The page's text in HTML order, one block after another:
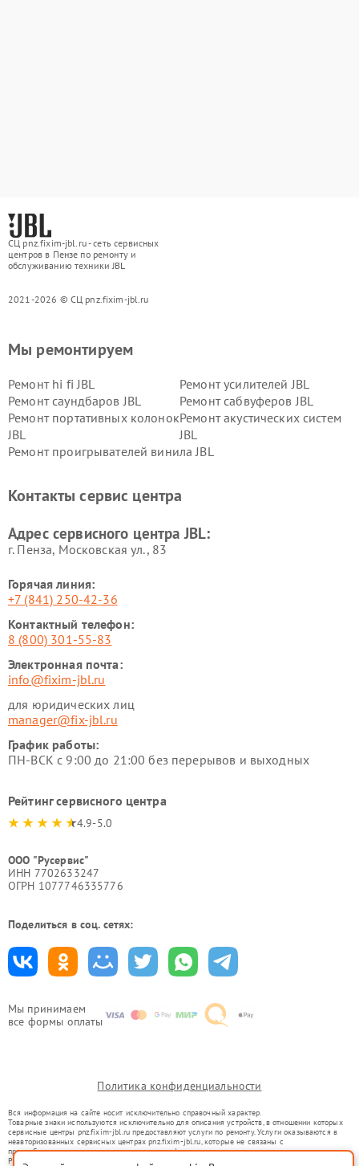
СЦ pnz.fixim-jbl.ru - сеть сервисных
центров в Пензе по ремонту и
обслуживанию техники JBL
2021-2026 © СЦ pnz.fixim-jbl.ru
Мы принимаем
все формы оплаты
Мы ремонтируем
Ремонт hi fi JBL
Ремонт усилителей JBL
Ремонт саундбаров JBL
Ремонт сабвуферов JBL
Ремонт портативных колонок
JBL
Ремонт акустических систем
JBL
Ремонт проигрывателей винила JBL
Контакты сервис центра
Адрес сервисного центра JBL:
г. Пенза, Московская ул., 83
Горячая линия:
+7 (841) 250-42-36
Контактный телефон:
8 (800) 301-55-83
Электронная почта:
info@fixim-jbl.ru
для юридических лиц
manager@fix-jbl.ru
График работы:
ПН-ВСК с 9:00 до 21:00 без перерывов и выходных
Рейтинг сервисного центра
4.9-5.0
ООО "Русервис"
ИНН 7702633247
ОГРН 1077746335776
Поделиться в соц. сетях:
Политика конфиденциальности
Вся информация на сайте носит исключительно справочный характер.
Товарные знаки используются исключительно для описания устройств, в отношении которых
сервисные центры pnz.fixim-jbl.ru предоставляют услуги по ремонту. Услуги оказываются в
неавторизованных сервисных центрах pnz.fixim-jbl.ru, которые не связаны с
правообладателями товарных знаков или их официальными представителями.
Ремонт осуществляется для устройств, уже введенных в гражданский оборот в соответствии